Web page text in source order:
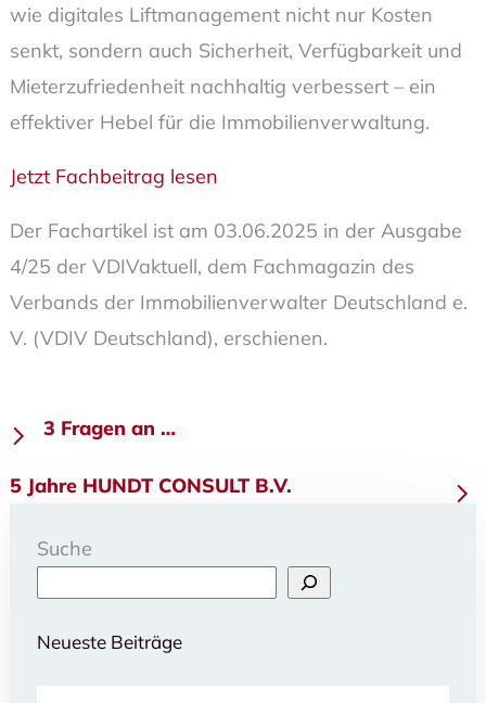
wie digitales Liftmanagement nicht nur Kosten
senkt, sondern auch Sicherheit, Verfügbarkeit und
Mieterzufriedenheit nachhaltig verbessert – ein
effektiver Hebel für die Immobilienverwaltung.
Jetzt Fachbeitrag lesen
Der Fachartikel ist am 03.06.2025 in der Ausgabe
4/25 der VDIVaktuell, dem Fachmagazin des
Verbands der Immobilienverwalter Deutschland e.
V. (VDIV Deutschland), erschienen.
Beitragsnavigation
3 Fragen an …
5 Jahre HUNDT CONSULT B.V.
Suche
Neueste Beiträge